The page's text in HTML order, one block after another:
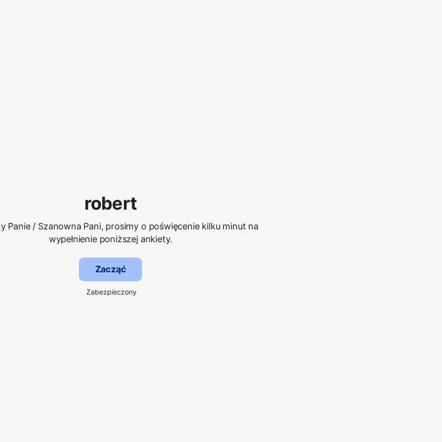
robert
Panie / Szanowna Pani, prosimy o poświęcenie kilku minut na
wypełnienie poniższej ankiety.
Zacząć
Zabezpieczony